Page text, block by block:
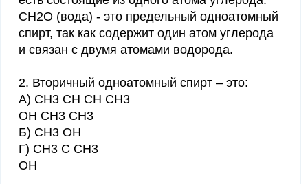
СH2O (вода) - это предельный одноатомный
спирт, так как содержит один атом углерода
и связан с двумя атомами водорода.
2. Вторичный одноатомный спирт – это:
А) СH3 CH CH CH3
OH CH3 СН3
Б) СН3 ОН
Г) СН3 С СН3
ОН